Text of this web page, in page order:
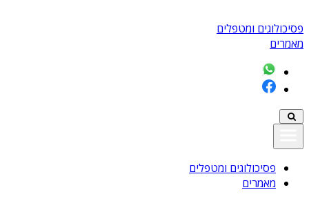
פסיכולוגים ומטפלים
מאמרים
פסיכולוגים ומטפלים
מאמרים